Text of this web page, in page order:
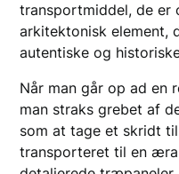
transportmiddel, de
arkitektonisk element,
autentiske og
Når man går op ad en
man straks grebet af
som at tage et skridt
transporteret til en